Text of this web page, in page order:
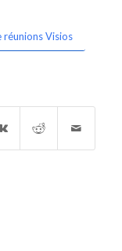
réunions Visios